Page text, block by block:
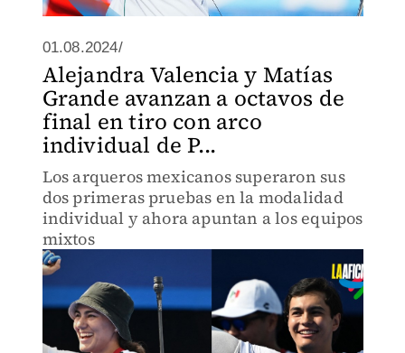
01.08.2024/
Alejandra Valencia y Matías
Grande avanzan a octavos de
final en tiro con arco
individual de P...
Los arqueros mexicanos superaron sus
dos primeras pruebas en la modalidad
individual y ahora apuntan a los equipos
mixtos